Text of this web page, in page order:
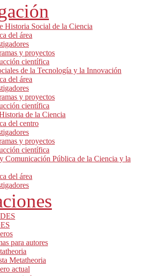
Historia Social de la Ciencia
del área
y proyectos
científica
de la Tecnología y la Innovación
del área
y proyectos
científica
de la Ciencia
del centro
y proyectos
científica
Comunicación Pública de la Ciencia y la
del área
para autores
Metatheoria
actual